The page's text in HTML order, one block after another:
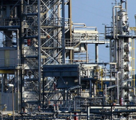
عربي
한국어
日本語
ČEŠTINA
PORTUGUÊS
РУССКИЙ
MAGYAR